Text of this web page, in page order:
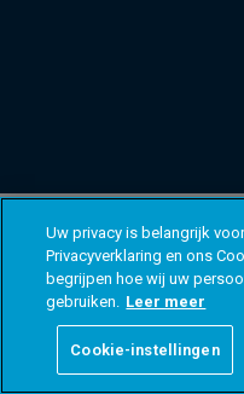
Uw privacy is belangrijk
Privacyverklaring en ons
begrijpen hoe wij uw
gebruiken. Leer meer
Cookie-instellingen